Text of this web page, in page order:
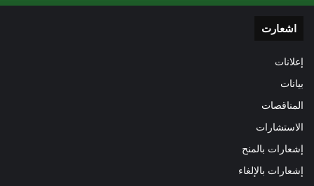
اشعارت
إعلانات
بيانات
المناقصات
الاستشارات
إشعارات بالمنح
إشعارات بالإلغاء